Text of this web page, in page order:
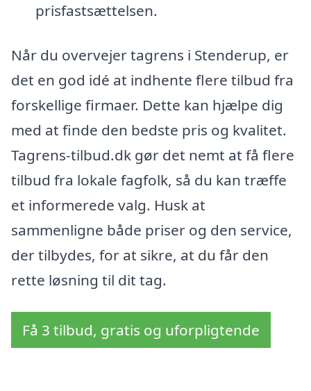
prisfastsættelsen.
Når du overvejer tagrens i Stenderup, er
det en god idé at indhente flere tilbud fra
forskellige firmaer. Dette kan hjælpe dig
med at finde den bedste pris og kvalitet.
Tagrens-tilbud.dk gør det nemt at få flere
tilbud fra lokale fagfolk, så du kan træffe
et informerede valg. Husk at
sammenligne både priser og den service,
der tilbydes, for at sikre, at du får den
rette løsning til dit tag.
Få 3 tilbud, gratis og uforpligtende